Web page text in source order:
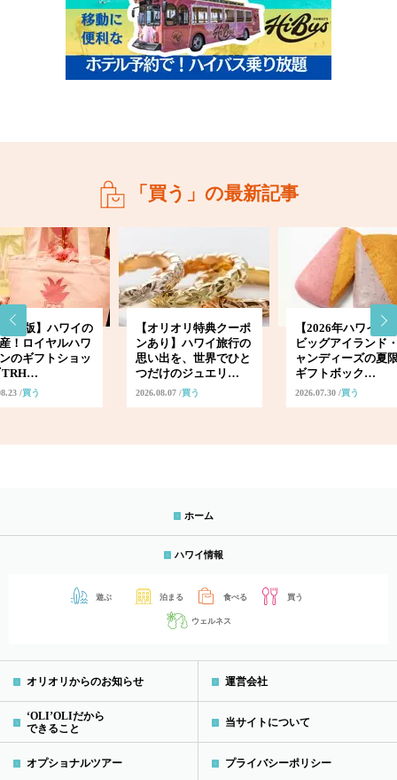
「買う」の最新記事
年版】ハワイの
！ロイヤルハワ
のギフトショッ
TRH…
買う
【オリオリ特典クーポ
ンあり】ハワイ旅行の
思い出を、世界でひと
つだけのジュエリ…
2026.08.07 買う
【2026年ハワイ土
ビッグアイランド
ャンディーズの夏
ギフトボック…
2026.07.30 買う
ホーム
ハワイ情報
遊ぶ 泊まる 食べる 買う
ウェルネス
オリオリからのお知らせ
‘OLI’OLIだから
できること
オプショナルツアー
運営会社
当サイトについて
プライバシーポリシー